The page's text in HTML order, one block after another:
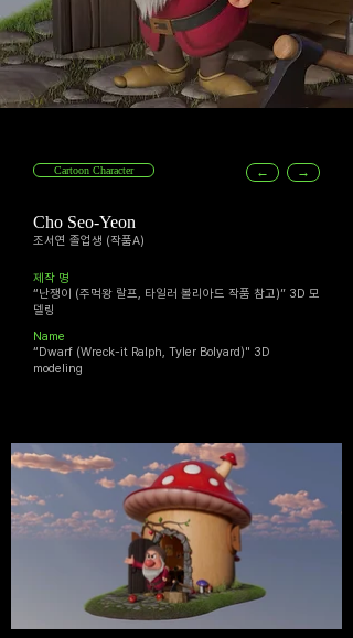
Cartoon Character ← →
Cho Seo-Yeon
조서연 졸업생 (작품A)
​제작 명
“난쟁이 (주먹왕 랄프, 타일러 볼리아드 작품 참고)” 3D 모
델링
Name
“Dwarf (Wreck-it Ralph, Tyler Bolyard)" 3D
modeling